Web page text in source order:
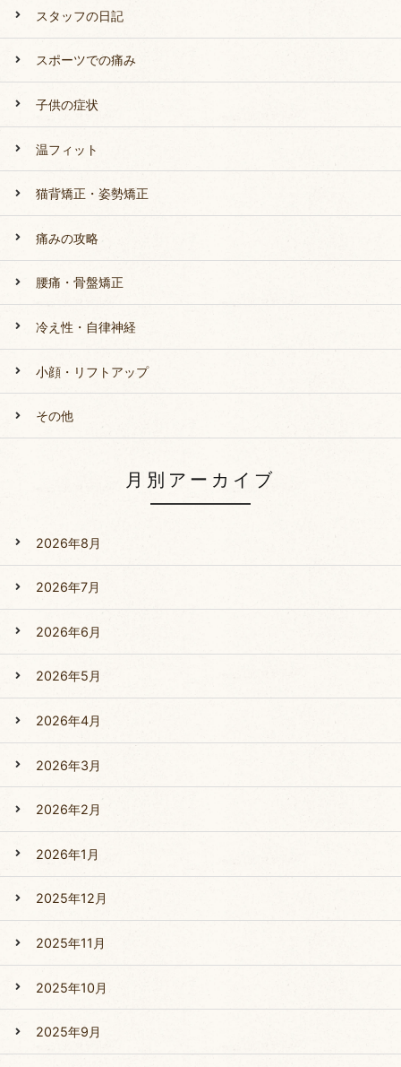
スタッフの日記
スポーツでの痛み
子供の症状
温フィット
猫背矯正・姿勢矯正
痛みの攻略
腰痛・骨盤矯正
冷え性・自律神経
小顔・リフトアップ
その他
月別アーカイブ
2026年8月
2026年7月
2026年6月
2026年5月
2026年4月
2026年3月
2026年2月
2026年1月
2025年12月
2025年11月
2025年10月
2025年9月